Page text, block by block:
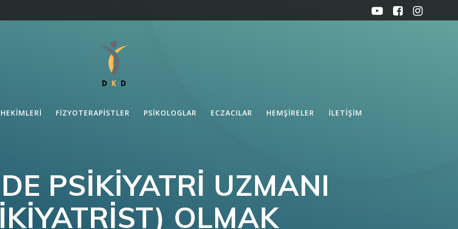
FIZYOTERAPISTLER PSIKOLOGLAR ECZACILAR HEMŞIRELER İLETIŞIM
PSIKIYATRI UZMANI
OLMAK